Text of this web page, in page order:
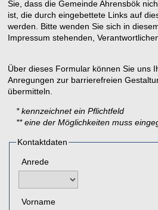
Sie, dass die Gemeinde Ahrensbök
ist, die durch eingebettete Links auf
werden. Bitte wenden Sie sich in
Impressum stehenden,
Über dieses Formular können Sie uns
Anregungen zur barrierefreien
übermitteln.
* kennzeichnet ein Pflichtfeld
** eine der Möglichkeiten muss
Kontaktdaten
Anrede
Vorname